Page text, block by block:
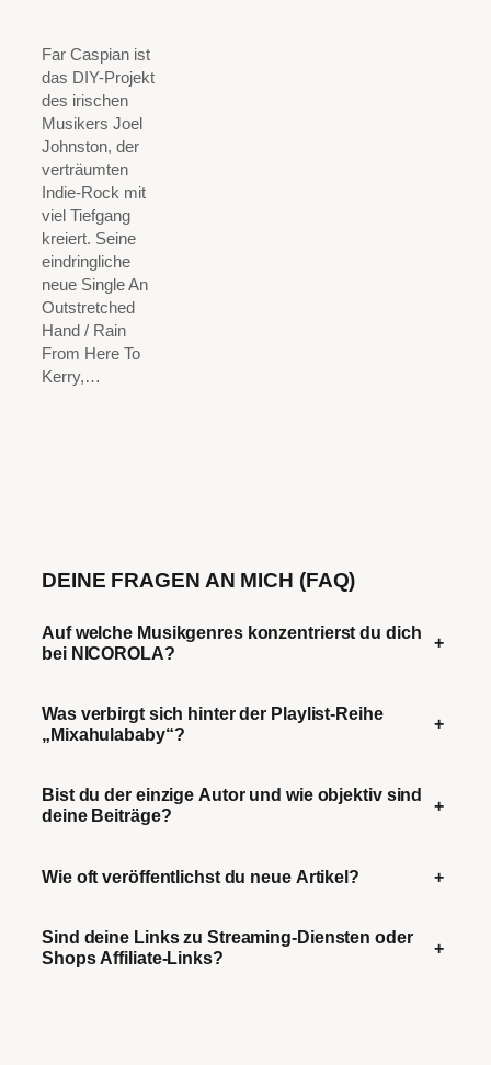
Far Caspian ist
das DIY-Projekt
des irischen
Musikers Joel
Johnston, der
verträumten
Indie-Rock mit
viel Tiefgang
kreiert. Seine
eindringliche
neue Single An
Outstretched
Hand / Rain
From Here To
Kerry,…
DEINE FRAGEN AN MICH (FAQ)
Auf welche Musikgenres konzentrierst du dich
bei NICOROLA?
+
Was verbirgt sich hinter der Playlist-Reihe
„Mixahulababy“?
+
Bist du der einzige Autor und wie objektiv sind
deine Beiträge?
+
Wie oft veröffentlichst du neue Artikel? +
Sind deine Links zu Streaming-Diensten oder
Shops Affiliate-Links?
+